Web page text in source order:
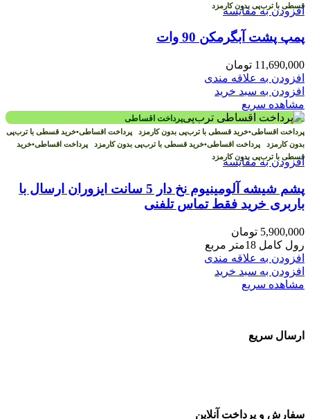
قسطی با ترب‌پی بدون کارمزد
افزودن به مقایسه
پمپ پشت آبگرمکن 90 وات
11,690,000 تومان
افزودن به علاقه مندی
افزودن به سبد خرید
مشاهده سریع
پرداخت اقساطی
پرداخت اقساطی•خرید قسطی با ترب‌پی بدون کارمزد پرداخت اقساطی•خرید قسطی با ترب‌پی
بدون کارمزد پرداخت اقساطی•خرید قسطی با ترب‌پی بدون کارمزد پرداخت اقساطی•خرید
قسطی با ترب‌پی بدون کارمزد
افزودن به مقایسه
پشم شیشه آلومینیوم نخ دار 5 سانت ایزوران ارسال با
باربری خرید فقط تماس تلفنی
5,900,000 تومان
رول کامل 18متر مربع
افزودن به علاقه مندی
افزودن به سبد خرید
مشاهده سریع
ارسال سریع
سفارش و پرداخت آنلاین